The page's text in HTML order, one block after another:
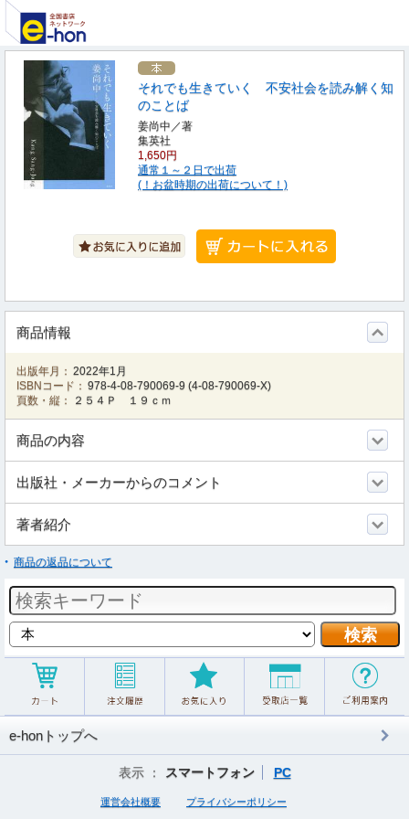
それでも生きていく 不安社会を読み解く知
のことば
姜尚中／著
集英社
1,650円
通常１～２日で出荷
(！お盆時期の出荷について！)
商品情報
出版年月： 2022年1月
ISBNコード： 978-4-08-790069-9 (4-08-790069-X)
頁数・縦：
２５４Ｐ １９ｃｍ
商品の内容
出版社・メーカーからのコメント
著者紹介
商品の返品について
e-honトップへ
表示 ： スマートフォン PC
運営会社概要 プライバシーポリシー